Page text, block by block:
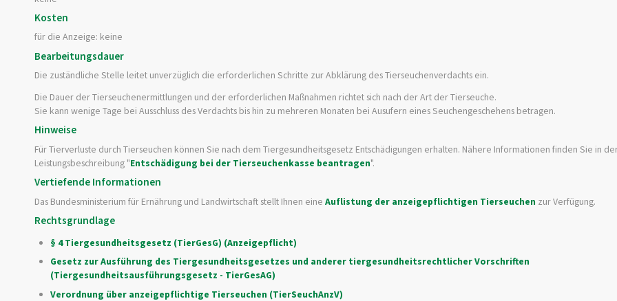
Kosten
für die Anzeige: keine
Bearbeitungsdauer
Die zuständliche Stelle leitet unverzüglich die erforderlichen Schritte zur Abklärung des Tierseuchenverdachts ein.
Die Dauer der Tierseuchenermittlungen und der erforderlichen Maßnahmen richtet sich nach der Art der Tierseuche.
Sie kann wenige Tage bei Ausschluss des Verdachts bis hin zu mehreren Monaten bei Ausufern eines Seuchengeschehens betragen.
Hinweise
Für Tierverluste durch Tierseuchen können Sie nach dem Tiergesundheitsgesetz Entschädigungen erhalten. Nähere Informationen finden Sie in
Leistungsbeschreibung "Entschädigung bei der Tierseuchenkasse beantragen".
Vertiefende Informationen
Das Bundesministerium für Ernährung und Landwirtschaft stellt Ihnen eine Auflistung der anzeigepflichtigen Tierseuchen zur Verfügung.
Rechtsgrundlage
§ 4 Tiergesundheitsgesetz (TierGesG) (Anzeigepflicht)
Gesetz zur Ausführung des Tiergesundheitsgesetzes und anderer tiergesundheitsrechtlicher Vorschriften
(Tiergesundheitsausführungsgesetz - TierGesAG)
Verordnung über anzeigepflichtige Tierseuchen (TierSeuchAnzV)